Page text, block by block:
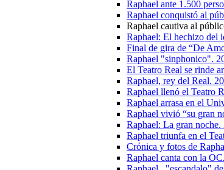
Raphael ante 1.500
Raphael conquistó al
Raphael cautiva al
Raphael: El hechizo del
Final de gira de “De
Raphael "sinphonico".
El Teatro Real se rinde
Raphael, rey del Real.
Raphael llenó el Teatro
Raphael arrasa en el
Raphael vivió “su gran
Raphael: La gran noche.
Raphael triunfa en el
Crónica y fotos de
Raphael canta con la